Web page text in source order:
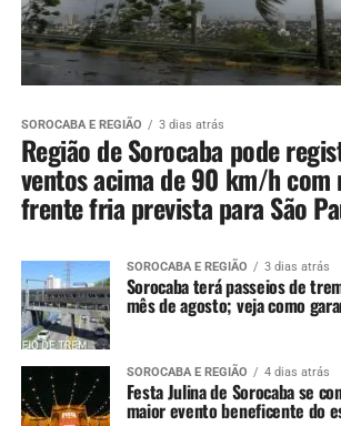
SOROCABA E REGIÃO 3 dias atrás
Região de Sorocaba pode
ventos acima de 90 km/h com
frente fria prevista para São
SOROCABA E REGIÃO 3 dias atrás
Sorocaba terá passeios de
mês de agosto; veja como
SOROCABA E REGIÃO 4 dias atrás
Festa Julina de Sorocaba se
maior evento beneficente do